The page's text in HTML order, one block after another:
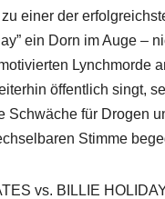
einer der
ein Dorn im Auge –
Lynchmorde
öffentlich singt,
Schwäche für Drogen
Stimme
vs. BILLIE